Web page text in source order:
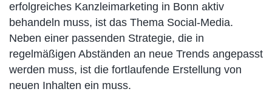
erfolgreiches Kanzleimarketing in Bonn aktiv
behandeln muss, ist das Thema Social-Media.
Neben einer passenden Strategie, die in
regelmäßigen Abständen an neue Trends angepasst
werden muss, ist die fortlaufende Erstellung von
neuen Inhalten ein muss.